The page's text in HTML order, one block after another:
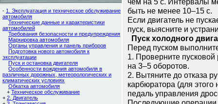
- 1. Эксплуатация и техническое обслуживание
автомобиля
Технические данные и характеристики
автомобилей
Требования безопасности и предупреждения
Маркировка автомобиля
Органы управления и панель приборов
Подготовка нового автомобиля к
эксплуатации
Пуск и остановка двигателя
Особенности вождения автомобиля в
различных дорожных, метеорологических и
климатических условиях
Обкатка автомобиля
+ Техническое обслуживание
+ 2. Двигатель
быть не менее 10–15 с.
Если двигатель не
пуск, выясните и
Пуск холодного
Пеpед пуском
1. Пpовеpните пусковой
на 3–5 обоpотов.
2. Вытяните до отказа
каpбюpатоpа (для
педаль управления